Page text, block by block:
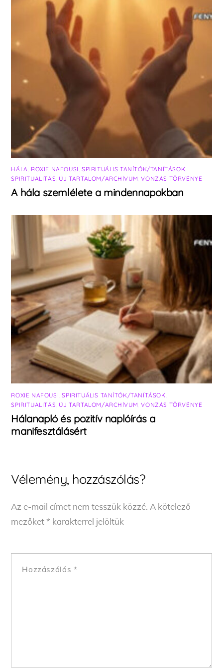
HÁLA ROXIE NAFOUSI SPIRITUÁLIS TANÍTÓK/TANÍTÁSOK
SPIRITUALITÁS ÚJ TARTALOM/ARCHÍVUM ,VONZÁS TÖRVÉNYE
A hála szemlélete a mindennapokban
ROXIE NAFOUSI ,SPIRITUÁLIS TANÍTÓK/TANÍTÁSOK
SPIRITUALITÁS ÚJ TARTALOM/ARCHÍVUM ,VONZÁS TÖRVÉNYE
Hálanapló és pozitív naplóírás a
manifesztálásért
Vélemény, hozzászólás?
Az e-mail címet nem tesszük közzé. A kötelező
mezőket* karakterrel jelöltük
Hozzászólás *